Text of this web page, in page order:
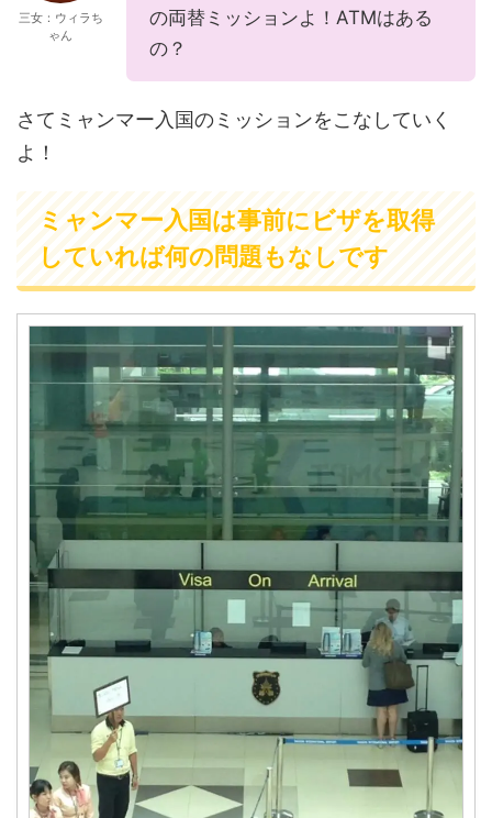
三女：ウィラち
ゃん
の両替ミッションよ！ATMはある
の？
さてミャンマー入国のミッションをこなしていく
よ！
ミャンマー入国は事前にビザを取得
していれば何の問題もなしです